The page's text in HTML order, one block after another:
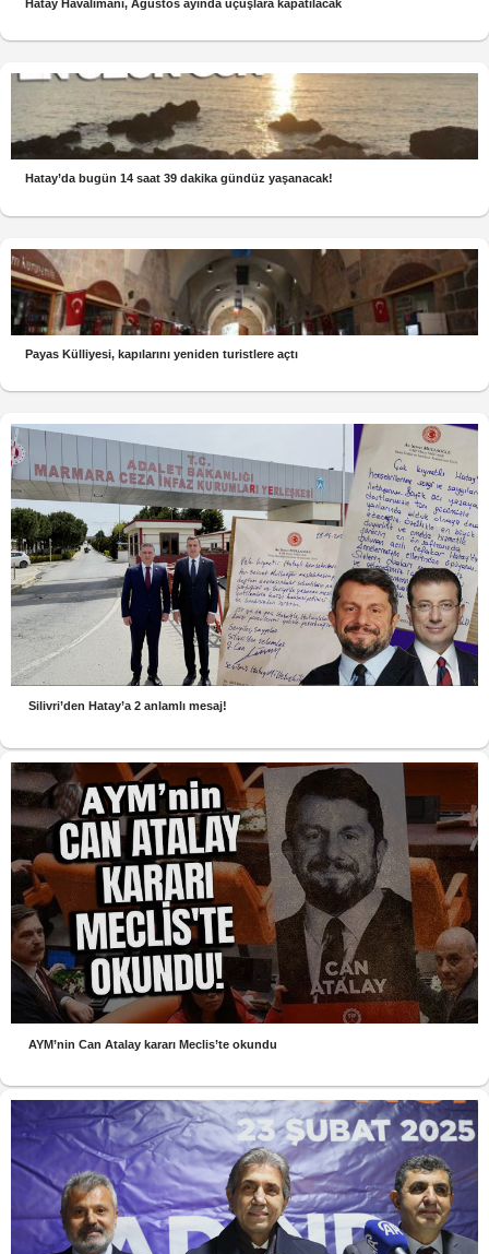
Hatay Havalimanı, Ağustos ayında uçuşlara kapatılacak
Hatay’da bugün 14 saat 39 dakika gündüz yaşanacak!
Payas Külliyesi, kapılarını yeniden turistlere açtı
Silivri’den Hatay’a 2 anlamlı mesaj!
AYM’nin Can Atalay kararı Meclis’te okundu